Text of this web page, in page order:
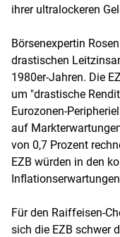
ihrer ultralockeren
Börsenexpertin
drastischen
1980er-Jahren. Die
um "drastische
Eurozonen-
auf
von 0,7 Prozent
EZB würden in den
Für den Raiffeisen-
sich die EZB schwer